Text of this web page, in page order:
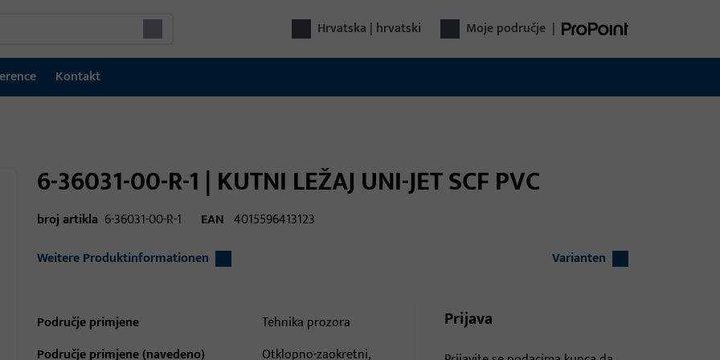
Hrvatska | hrvatski Moje područje |
Kontakt
6-36031-00-R-1 | KUTNI LEŽAJ UNI-JET SCF PVC
broj artikla 6-36031-00-R-1 EAN 4015596413123
Weitere Produktinformationen
Varianten
Područje primjene
Tehnika prozora
Područje primjene (navedeno)
Otklopno-zaokretni,
Prijava